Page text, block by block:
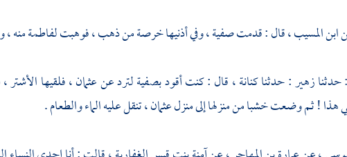
ابن المسيب، قال : قدمتصفية، وفي أذنيها خرصة من ذهب ، فوهبتلفاطمةمنه
: حدثنازهير: حدثناكنانة، قال : كنت أقودبصفيةلترد عنعثمان، فلقيهاالأشتر
! ثم وضعت خشبا من منزلها إلى منزلعثمان، تنقل عليه الماء والطعام .